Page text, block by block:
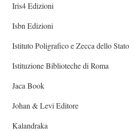
Iris4 Edizioni
Isbn Edizioni
Istituto Poligrafico e Zecca dello Stato
Istituzione Biblioteche di Roma
Jaca Book
Johan & Levi Editore
Kalandraka